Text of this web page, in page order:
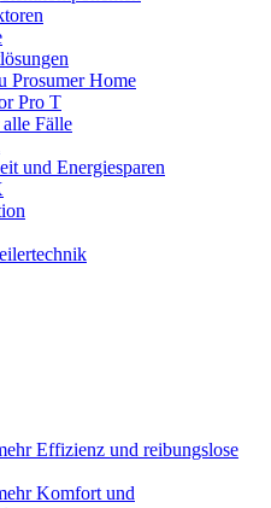
Prosumer Home
Pro T
Fälle
und Energiesparen
Effizienz und reibungslose
Komfort und